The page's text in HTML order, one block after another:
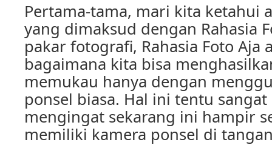
Pertama-tama, mari kita ketahui
yang dimaksud dengan Rahasia
pakar fotografi, Rahasia Foto Aja
bagaimana kita bisa
memukau hanya dengan
ponsel biasa. Hal ini tentu
mengingat sekarang ini hampir
memiliki kamera ponsel di